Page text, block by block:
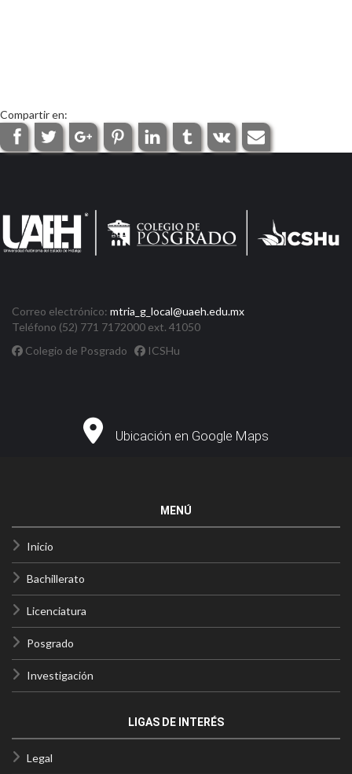
Compartir en:
Correo electrónico: mtria_g_local@uaeh.edu.mx
Teléfono (52) 771 7172000 ext. 41050
Colegio de Posgrado
ICSHu
Ubicación en Google Maps
MENÚ
Inicio
Bachillerato
Licenciatura
Posgrado
Investigación
LIGAS DE INTERÉS
Legal